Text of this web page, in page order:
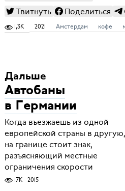
Твитнуть
Поделиться
1,3K 2021 Амстердам кофе
Дальше
Автобаны
в Германии
Когда въезжаешь из одной
европейской страны в другую,
на границе стоит знак,
разъясняющий местные
ограничения скорости
17K 2015